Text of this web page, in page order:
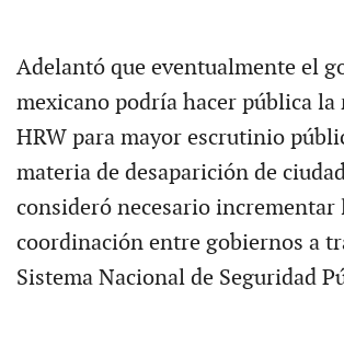
Adelantó que eventualmente el
mexicano podría hacer pública la
HRW para mayor escrutinio
materia de desaparición de
consideró necesario incrementar
coordinación entre gobiernos a
Sistema Nacional de Seguridad